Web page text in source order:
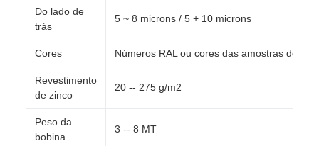
Do lado de
trás
5 ~ 8 microns / 5 + 10 microns
Cores Números RAL ou cores das amostras dos
Revestimento
de zinco
20 -- 275 g/m2
Peso da
bobina
3 -- 8 MT